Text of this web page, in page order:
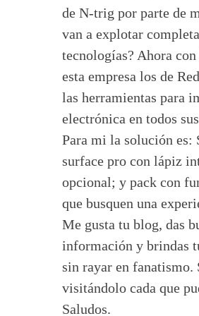
de N-trig por parte de
van a explotar
tecnologías? Ahora
esta empresa los de
las herramientas para
electrónica en todos
Para mi la solución es:
surface pro con lápiz
opcional; y pack con
que busquen una
Me gusta tu blog, das
información y brindas
sin rayar en fanatismo.
visitándolo cada que
Saludos.